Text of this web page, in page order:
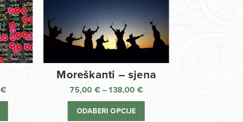
€
cijena:
Moreškanti – sjena
75,00 € – 138,00 €Raspon
cijena:
ODABERI OPCIJE